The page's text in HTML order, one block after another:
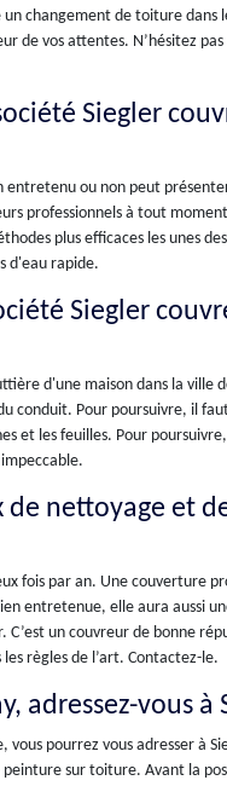
changement de toiture dans
de vos attentes. N’hésitez
Siegler
ou non peut
professionnels à tout
plus efficaces les unes
d'eau rapide.
Siegler
d'une maison dans la ville
Pour poursuivre, il
et les feuilles. Pour
nettoyage et
fois par an. Une couverture
entretenue, elle aura aussi
C’est un couvreur de bonne
règles de l’art. Contactez-le.
adressez-vous à
pourrez vous adresser à
sur toiture. Avant la